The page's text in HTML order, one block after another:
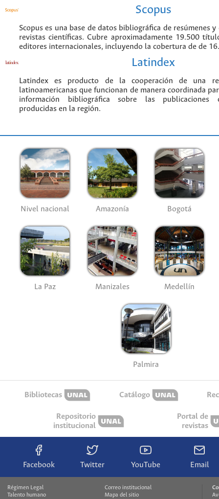
Scopus
Scopus es una base de datos bibliográfica de resúmenes
revistas científicas. Cubre aproximadamente 19.500
editores internacionales, incluyendo la cobertura de de
Latindex
Latindex es producto de la cooperación de una
latinoamericanas que funcionan de manera coordinada
información bibliográfica sobre las publicaciones
producidas en la región.
Nivel nacional Amazonía Bogotá
La Paz Manizales Medellín
Palmira
Bibliotecas Catálogo
Repositorio
institucional
Portal de
revistas
Facebook Twitter YouTube Email
Régimen Legal
Talento humano
Correo institucional
Mapa del sitio